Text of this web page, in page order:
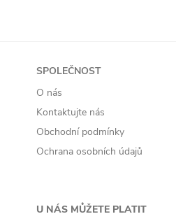
SPOLEČNOST
O nás
Kontaktujte nás
Obchodní podmínky
Ochrana osobních údajů
U NÁS MŮŽETE PLATIT